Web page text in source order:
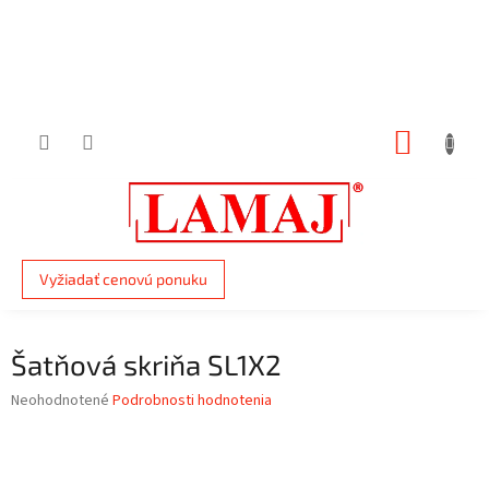
Vyžiadať cenovú ponuku
Šatňová skriňa SL1X2
Priemerné
Neohodnotené Podrobnosti hodnotenia